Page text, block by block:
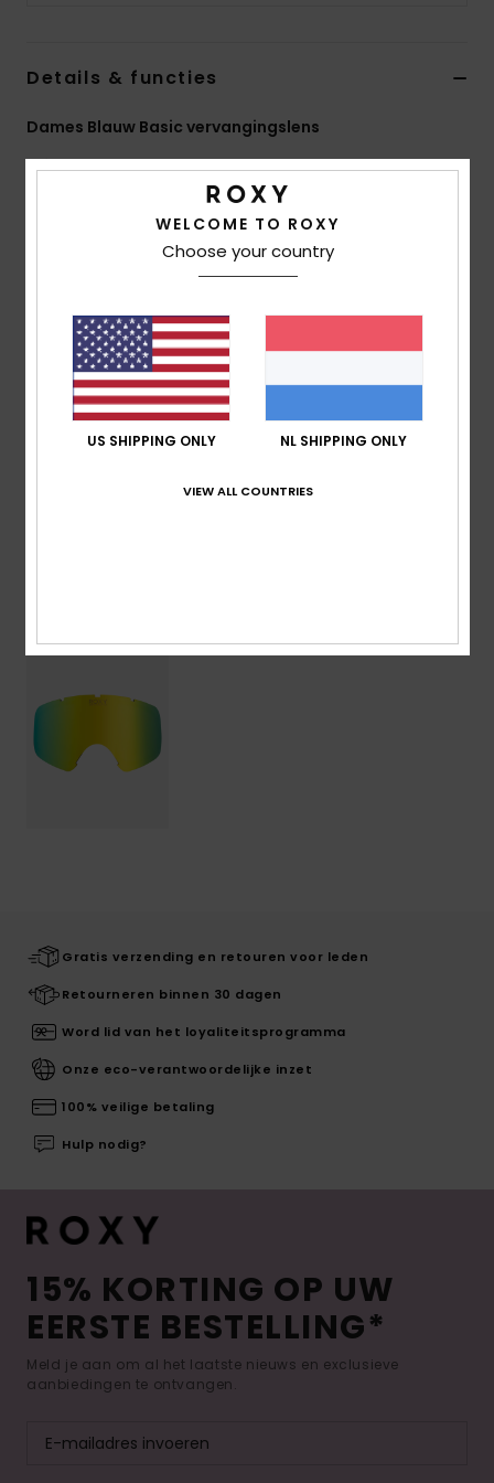
Details & functies
Dames Blauw Basic vervangingslens
StijlERJGL03008 Kleurcodeblk8
Dubbele cilindrische lens
UV-bescherming:100% UV-bescherming
Garantie:2 jaar garantie
Norm:Gecertificeerd EN 174
Samenstelling[Hoofdstof] 100% plastic
Gratis verzending en retouren voor leden
Retourneren binnen 30 dagen
Word lid van het loyaliteitsprogramma
Onze eco-verantwoordelijke inzet
100% veilige betaling
Hulp nodig?
15% KORTING OP UW
EERSTE BESTELLING*
Meld je aan om al het laatste nieuws en exclusieve
aanbiedingen te ontvangen.
WELCOME TO ROXY
Choose your country
US SHIPPING ONLY NL SHIPPING ONLY
VIEW ALL COUNTRIES